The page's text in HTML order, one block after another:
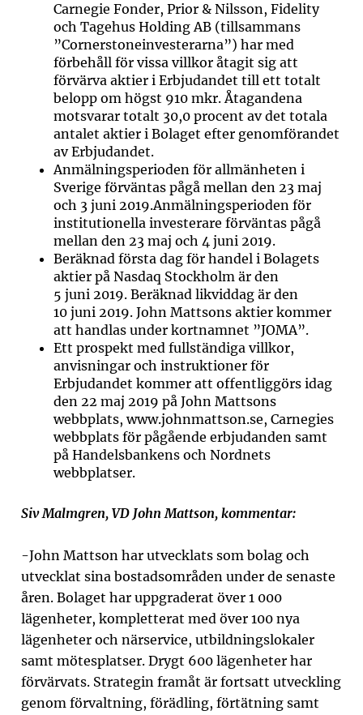
Carnegie Fonder, Prior & Nilsson, Fidelity
och Tagehus Holding AB (tillsammans
”Cornerstoneinvesterarna”) har med
förbehåll för vissa villkor åtagit sig att
förvärva aktier i Erbjudandet till ett totalt
belopp om högst 910 mkr. Åtagandena
motsvarar totalt 30,0 procent av det totala
antalet aktier i Bolaget efter genomförandet
av Erbjudandet.
Anmälningsperioden för allmänheten i
Sverige förväntas pågå mellan den 23 maj
och 3 juni 2019.Anmälningsperioden för
institutionella investerare förväntas pågå
mellan den 23 maj och 4 juni 2019.
Beräknad första dag för handel i Bolagets
aktier på Nasdaq Stockholm är den
5 juni 2019. Beräknad likviddag är den
10 juni 2019. John Mattsons aktier kommer
att handlas under kortnamnet ”JOMA”.
Ett prospekt med fullständiga villkor,
anvisningar och instruktioner för
Erbjudandet kommer att offentliggörs idag
den 22 maj 2019 på John Mattsons
webbplats, www.johnmattson.se, Carnegies
webbplats för pågående erbjudanden samt
på Handelsbankens och Nordnets
webbplatser.
Siv Malmgren, VD John Mattson, kommentar:
-John Mattson har utvecklats som bolag och
utvecklat sina bostadsområden under de senaste
åren. Bolaget har uppgraderat över 1 000
lägenheter, kompletterat med över 100 nya
lägenheter och närservice, utbildningslokaler
samt mötesplatser. Drygt 600 lägenheter har
förvärvats. Strategin framåt är fortsatt utveckling
genom förvaltning, förädling, förtätning samt